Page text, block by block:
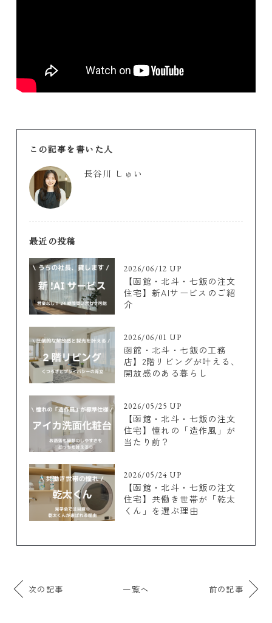
この記事を書いた人
長谷川 しゅい
最近の投稿
2026/06/12 UP
【函館・北斗・七飯の注文
住宅】新AIサービスのご紹
介
2026/06/01 UP
函館・北斗・七飯の工務
店】2階リビングが叶える、
開放感のある暮らし
2026/05/25 UP
【函館・北斗・七飯の注文
住宅】憧れの「造作風」が
当たり前？
2026/05/24 UP
【函館・北斗・七飯の注文
住宅】共働き世帯が「乾太
くん」を選ぶ理由
次の記事 一覧へ 前の記事